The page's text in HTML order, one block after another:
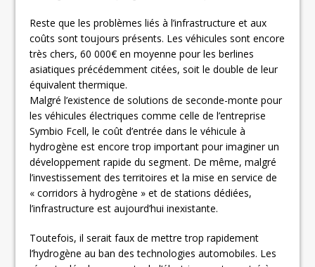
Reste que les problèmes liés à l’infrastructure et aux
coûts sont toujours présents. Les véhicules sont encore
très chers, 60 000€ en moyenne pour les berlines
asiatiques précédemment citées, soit le double de leur
équivalent thermique.
Malgré l’existence de solutions de seconde-monte pour
les véhicules électriques comme celle de l’entreprise
Symbio Fcell, le coût d’entrée dans le véhicule à
hydrogène est encore trop important pour imaginer un
développement rapide du segment. De même, malgré
l’investissement des territoires et la mise en service de
« corridors à hydrogène » et de stations dédiées,
l’infrastructure est aujourd’hui inexistante.
Toutefois, il serait faux de mettre trop rapidement
l’hydrogène au ban des technologies automobiles. Les